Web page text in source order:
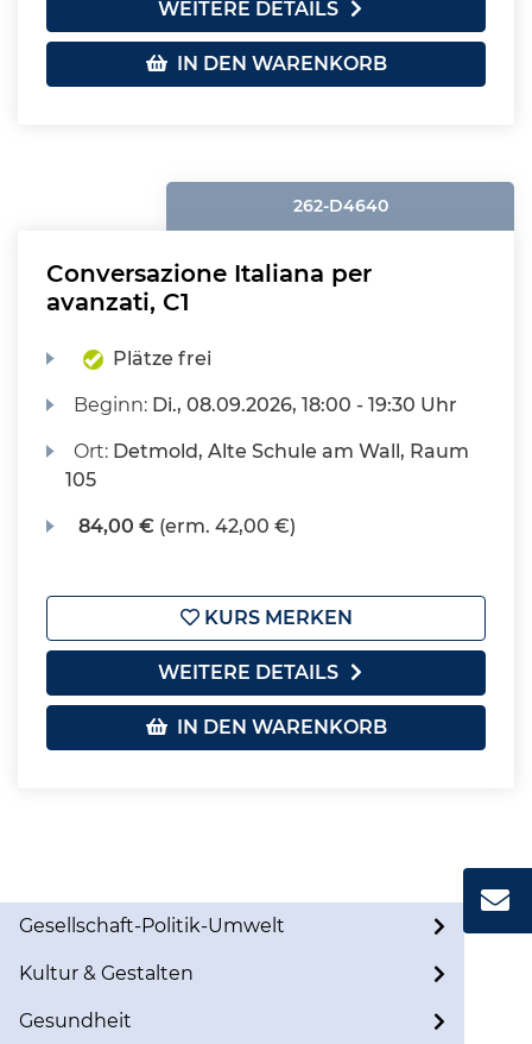
WEITERE DETAILS
IN DEN WARENKORB
262-D4640
Conversazione Italiana per
avanzati, C1
Plätze frei
Beginn: Di., 08.09.2026, 18:00 - 19:30 Uhr
Ort: Detmold, Alte Schule am Wall, Raum
105
84,00 € (erm. 42,00 €)
KURS MERKEN
WEITERE DETAILS
IN DEN WARENKORB
Gesellschaft-Politik-Umwelt
Kultur & Gestalten
Gesundheit